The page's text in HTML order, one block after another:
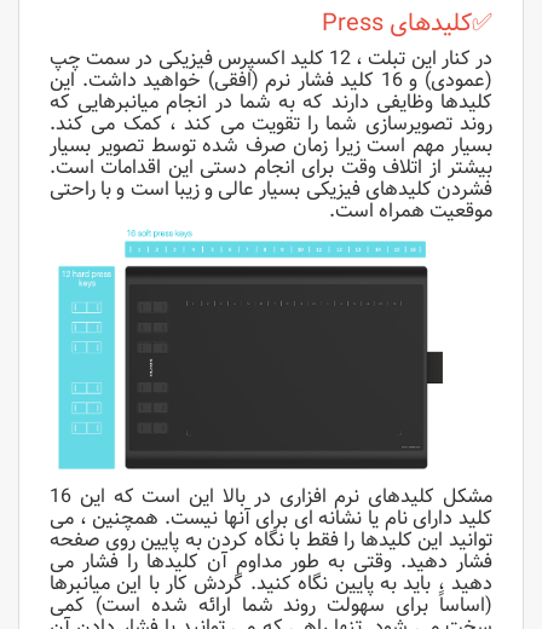
✅کلیدهای Press
در کنار این تبلت ، 12 کلید اکسپرس فیزیکی در سمت چپ
(عمودی) و 16 کلید فشار نرم (افقی) خواهید داشت. این
کلیدها وظایفی دارند که به شما در انجام میانبرهایی که
روند تصویرسازی شما را تقویت می کند ، کمک می کند.
بسیار مهم است زیرا زمان صرف شده توسط تصویر بسیار
بیشتر از اتلاف وقت برای انجام دستی این اقدامات است.
فشردن کلیدهای فیزیکی بسیار عالی و زیبا است و با راحتی
موقعیت همراه است.
مشکل کلیدهای نرم افزاری در بالا این است که این 16
کلید دارای نام یا نشانه ای برای آنها نیست. همچنین ، می
توانید این کلیدها را فقط با نگاه کردن به پایین روی صفحه
فشار دهید. وقتی به طور مداوم آن کلیدها را فشار می
دهید ، باید به پایین نگاه کنید. گردش کار با این میانبرها
(اساساً برای سهولت روند شما ارائه شده است) کمی